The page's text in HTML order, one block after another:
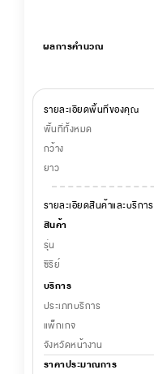
ผลการคำนวณ
รายละเอียดพื้นที่ของคุณ
พื้นที่ทั้งหมด
กว้าง
ยาว
รายละเอียดสินค้าและบริการ
สินค้า
รุ่น
ซีรีย์
บริการ
ประเภทบริการ
แพ็กเกจ
จังหวัดหน้างาน
ราคาประมาณการ